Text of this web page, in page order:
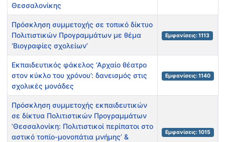
Θεσσαλονίκης
Πρόσκληση συμμετοχής σε τοπικό δίκτυο
Πολιτιστικών Προγραμμάτων με θέμα
‘Βιογραφίες σχολείων’
Εμφανίσεις: 1113
Εκπαιδευτικός φάκελος ‘Αρχαίο θέατρο
στον κύκλο του χρόνου’: δανεισμός στις
σχολικές μονάδες
Εμφανίσεις: 1140
Πρόσκληση συμμετοχής εκπαιδευτικών
σε δίκτυα Πολιτιστικών Προγραμμάτων
‘Θεσσαλονίκη: Πολιτιστικοί περίπατοι στο
αστικό τοπίο-μονοπάτια μνήμης’ &
Εμφανίσεις: 1015